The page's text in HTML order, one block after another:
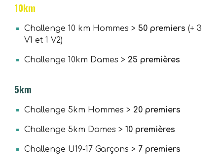
10km
Challenge 10 km Hommes > 50 premiers (+ 3
V1 et 1 V2)
Challenge 10km Dames > 25 premières
5km
Challenge 5km Hommes > 20 premiers
Challenge 5km Dames >10 premières
Challenge U19-17 Garçons > 7 premiers